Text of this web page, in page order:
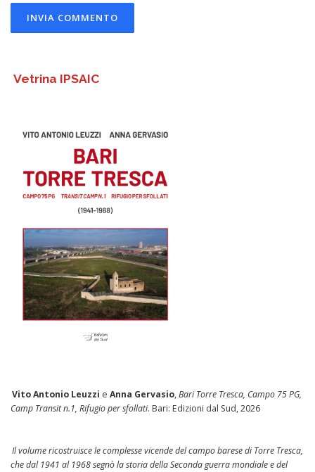
Vetrina IPSAIC
Vito Antonio Leuzzi eAnna Gervasio,Bari Torre Tresca, Campo 75 PG,
Camp Transit n.1, Rifugio per sfollati. Bari: Edizioni dal Sud, 2026
Il volume ricostruisce le complesse vicende del campo barese di Torre Tresca,
che dal 1941 al 1968 segnò la storia della Seconda guerra mondiale e del